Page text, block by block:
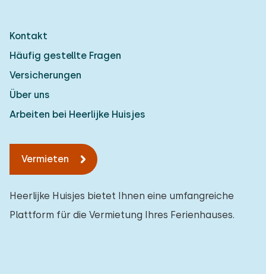
Kontakt
Häufig gestellte Fragen
Versicherungen
Über uns
Arbeiten bei Heerlijke Huisjes
Vermieten
Heerlijke Huisjes bietet Ihnen eine umfangreiche
Plattform für die Vermietung Ihres Ferienhauses.